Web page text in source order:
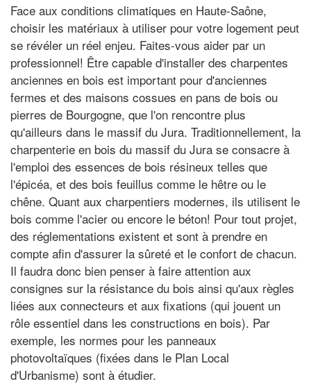
Face aux conditions climatiques en Haute-Saône,
choisir les matériaux à utiliser pour votre logement peut
se révéler un réel enjeu. Faites-vous aider par un
professionnel! Être capable d'installer des charpentes
anciennes en bois est important pour d'anciennes
fermes et des maisons cossues en pans de bois ou
pierres de Bourgogne, que l'on rencontre plus
qu'ailleurs dans le massif du Jura. Traditionnellement, la
charpenterie en bois du massif du Jura se consacre à
l'emploi des essences de bois résineux telles que
l'épicéa, et des bois feuillus comme le hêtre ou le
chêne. Quant aux charpentiers modernes, ils utilisent le
bois comme l'acier ou encore le béton! Pour tout projet,
des réglementations existent et sont à prendre en
compte afin d'assurer la sûreté et le confort de chacun.
Il faudra donc bien penser à faire attention aux
consignes sur la résistance du bois ainsi qu'aux règles
liées aux connecteurs et aux fixations (qui jouent un
rôle essentiel dans les constructions en bois). Par
exemple, les normes pour les panneaux
photovoltaïques (fixées dans le Plan Local
d'Urbanisme) sont à étudier.